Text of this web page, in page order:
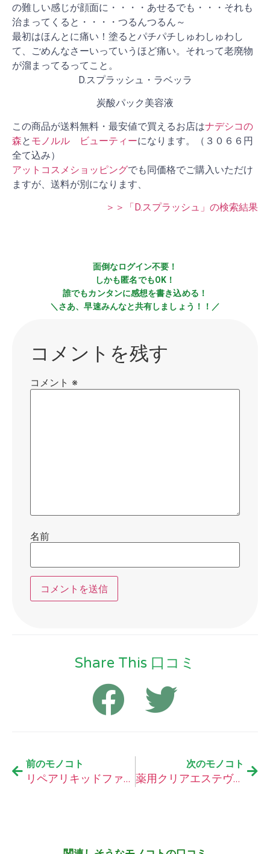
の難しい感じが顔面に・・・・あせるでも・・・それも
治まってくると・・・・つるんつるん～
最初はほんとに痛い！塗るとパチパチしゅわしゅわし
て、ごめんなさーいっていうほど痛い。それって老廃物
が溜まってるってこと。
D.スプラッシュ・ラベッラ
炭酸パック美容液
この商品が送料無料・最安値で買えるお店はナデシコの
森と モノルル ビューティーになります。（３０６６円
全て込み）
アットコスメショッピングでも同価格でご購入いただけ
ますが、送料が別になります、
＞＞「D.スプラッシュ」の検索結果
面倒なログイン不要！
しかも匿名でもOK！
誰でもカンタンに感想を書き込める！
＼さあ、早速みんなと共有しましょう！！／
コメントを残す
コメント ※
名前
Share This 口コミ
前のモノコト
リペアリキッドファンデーションの口コミ
次のモノコト
薬用クリアエステヴェールの口コミ